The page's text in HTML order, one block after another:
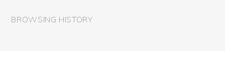
BROWSING HISTORY